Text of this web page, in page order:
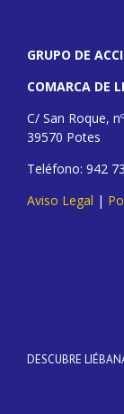
GRUPO DE
COMARCA DE
C/ San Roque,
39570 Potes
Teléfono: 942
Aviso Legal |
DESCUBRE